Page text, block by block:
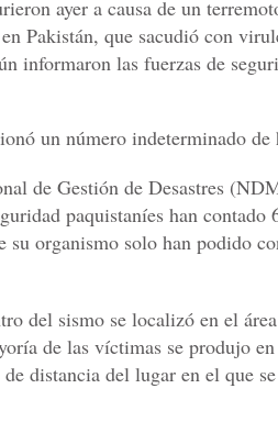
ayer a causa de un
Pakistán, que sacudió con
informaron las fuerzas de
un número indeterminado de
de Gestión de Desastres
paquistaníes han contado
su organismo solo han podido
del sismo se localizó en el
de las víctimas se produjo
distancia del lugar en el que